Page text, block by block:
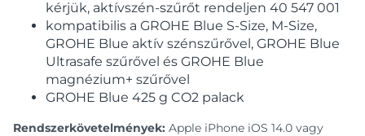
kérjük, aktívszén-szűrőt rendeljen 40 547 001
kompatibilis a GROHE Blue S-Size, M-Size,
GROHE Blue aktív szénszűrővel, GROHE Blue
Ultrasafe szűrővel és GROHE Blue
magnézium+ szűrővel
GROHE Blue 425 g CO2 palack
Rendszerkövetelmények: Apple iPhone iOS 14.0 vagy